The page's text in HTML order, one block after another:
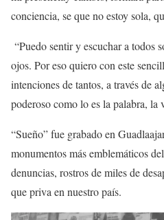
conciencia, se que no estoy sola,
“Puedo sentir y escuchar a todos
ojos. Por eso quiero con este
intenciones de tantos, a través de
poderoso como lo es la palabra, la
“Sueño” fue grabado en
monumentos más emblemáticos
denuncias, rostros de miles de
que priva en nuestro país.